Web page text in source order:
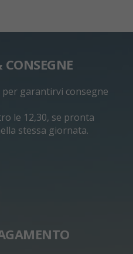
garantirvi consegne
le 12,30, se pronta
stessa giornata.